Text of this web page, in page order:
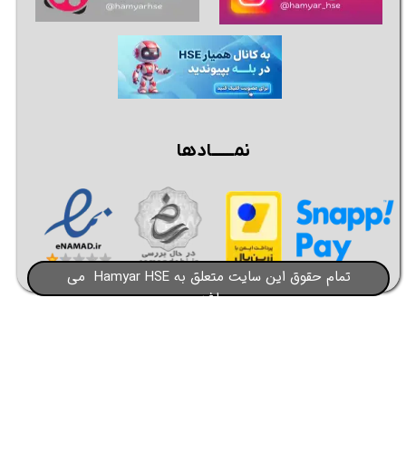
تمام حقوق این سایت متعلق به Hamyar HSE می
باشد​​​​​​​
نمــــــادها